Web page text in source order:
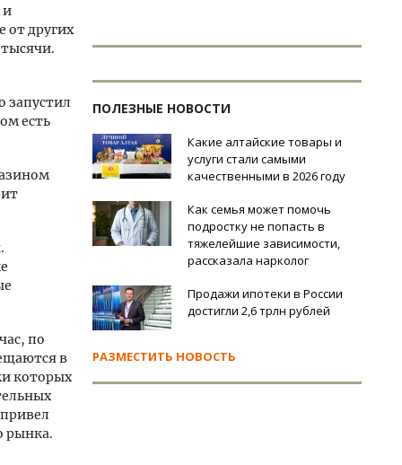
и
от других
запустил
есть
по
в
которых
рынка.
ПОЛЕЗНЫЕ НОВОСТИ
Какие алтайские товары и
услуги стали самыми
качественными в 2026 году
Как семья может помочь
подростку не попасть в
тяжелейшие зависимости,
рассказала нарколог
Продажи ипотеки в России
достигли 2,6 трлн рублей
РАЗМЕСТИТЬ НОВОСТЬ